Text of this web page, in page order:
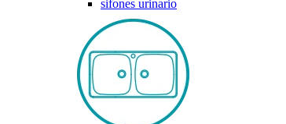
sifones urinario